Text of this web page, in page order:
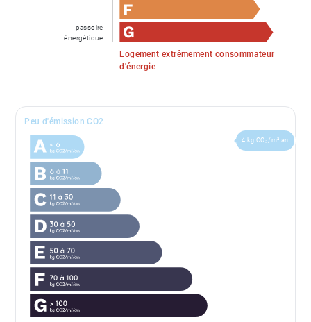
Logement extrêmement consommateur
d'énergie
passoire
énergétique
Peu d'émission CO2
4 kg CO₂/m².an